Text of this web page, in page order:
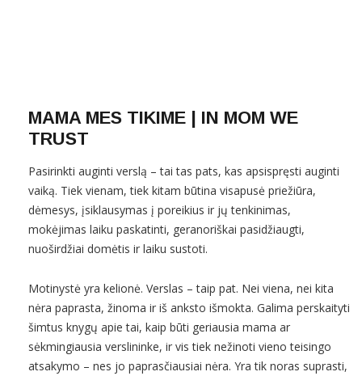
MAMA MES TIKIME | IN MOM WE
TRUST
Pasirinkti auginti verslą – tai tas pats, kas apsispręsti auginti
vaiką. Tiek vienam, tiek kitam būtina visapusė priežiūra,
dėmesys, įsiklausymas į poreikius ir jų tenkinimas,
mokėjimas laiku paskatinti, geranoriškai pasidžiaugti,
nuoširdžiai domėtis ir laiku sustoti.
Motinystė yra kelionė. Verslas – taip pat. Nei viena, nei kita
nėra paprasta, žinoma ir iš anksto išmokta. Galima perskaityti
šimtus knygų apie tai, kaip būti geriausia mama ar
sėkmingiausia verslininke, ir vis tiek nežinoti vieno teisingo
atsakymo – nes jo paprasčiausiai nėra. Yra tik noras suprasti,